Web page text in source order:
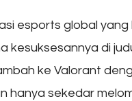
esports global
kesuksesannya di
ke Valorant
hanya sekedar